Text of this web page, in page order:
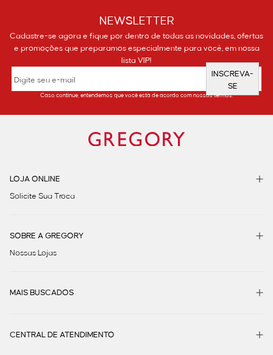
NEWSLETTER
Cadastre-se agora e fique por dentro de todas as novidades, ofertas
e promoções que preparamos especialmente para você, em nossa
lista VIP!
INSCREVA-
SE
Caso continue, entendemos que você está de acordo com nossos termos.
LOJA ONLINE
Solicite Sua Troca
SOBRE A GREGORY
Nossas Lojas
MAIS BUSCADOS
CENTRAL DE ATENDIMENTO